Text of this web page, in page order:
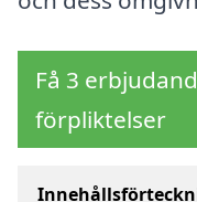
Få 3
förpliktelser